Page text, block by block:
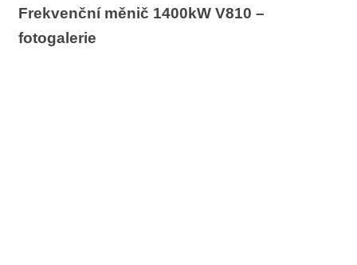
Frekvenční měnič 1400kW V810 –
fotogalerie